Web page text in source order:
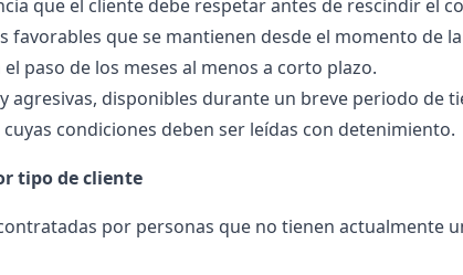
que el cliente debe respetar antes de rescindir el
favorables que se mantienen desde el momento de
paso de los meses al menos a corto plazo.
agresivas, disponibles durante un breve periodo de
condiciones deben ser leídas con detenimiento.
tipo de cliente
por personas que no tienen actualmente